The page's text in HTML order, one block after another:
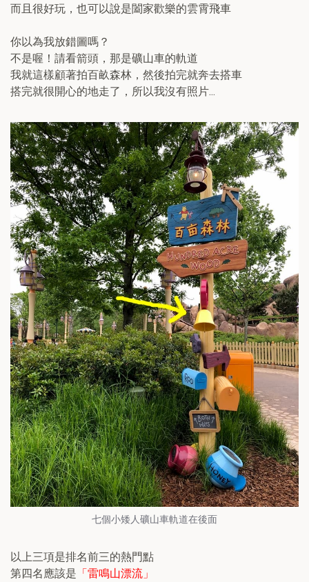
而且很好玩，也可以說是闔家歡樂的雲霄飛車
你以為我放錯圖嗎？
不是喔！請看箭頭，那是礦山車的軌道
我就這樣顧著拍百畝森林，然後拍完就奔去搭車
搭完就很開心的地走了，所以我沒有照片...
七個小矮人礦山車軌道在後面
以上三項是排名前三的熱門點
第四名應該是 「雷鳴山漂流」